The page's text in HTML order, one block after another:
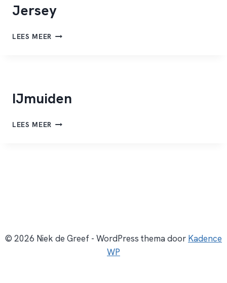
Jersey
LEES MEER JERSEY
IJmuiden
LEES MEER IJMUIDEN
© 2026 Niek de Greef - WordPress thema door Kadence
WP